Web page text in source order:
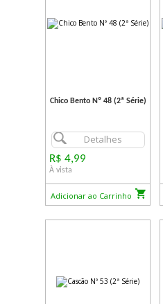
Chico Bento Nº 48 (2ª Série)
Detalhes
R$ 4,99
À vista
Adicionar ao Carrinho